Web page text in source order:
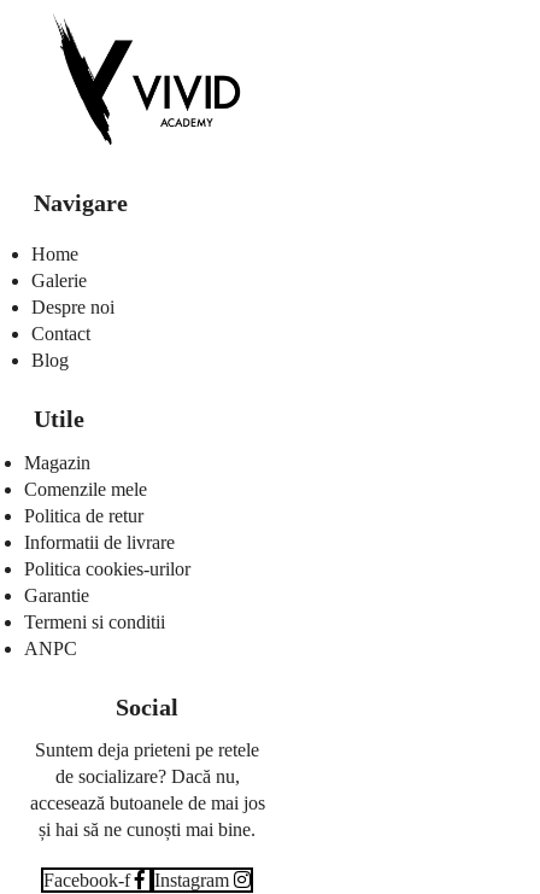
Navigare
Home
Galerie
Despre noi
Contact
Blog
Utile
Magazin
Comenzile mele
Politica de retur
Informatii de livrare
Politica cookies-urilor
Garantie
Termeni si conditii
ANPC
Social
Suntem deja prieteni pe retele
de socializare? Dacă nu,
accesează butoanele de mai jos
și hai să ne cunoști mai bine.
Facebook-f Instagram